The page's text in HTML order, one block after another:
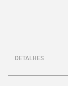
DETALHES